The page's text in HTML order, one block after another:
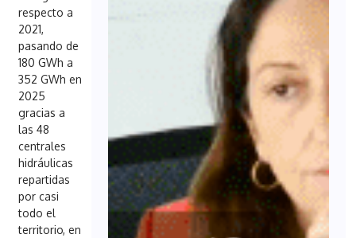
respecto a
2021,
pasando de
180 GWh a
352 GWh en
2025
gracias a
las 48
centrales
hidráulicas
repartidas
por casi
todo el
territorio, en